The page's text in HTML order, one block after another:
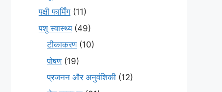
पक्षी फार्मिंग (11)
पशु स्वास्थ्य(49)
टीकाकरण(10)
पोषण(19)
प्रजनन और अनुवंशिकी (12)